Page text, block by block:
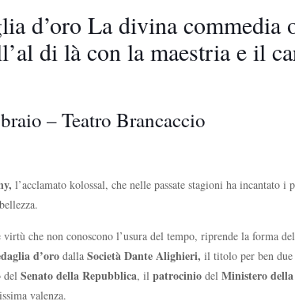
d’oro La divina commedia
di là con la maestria e il
– Teatro Brancaccio
l’acclamato kolossal, che nelle passate stagioni ha
che non conoscono l’usura del tempo, riprende la forma
d’oro dallaSocietàDante Alighieri,il titolo per ben
del Senato della Repubblica, ilpatrocinio delMinistero
valenza.